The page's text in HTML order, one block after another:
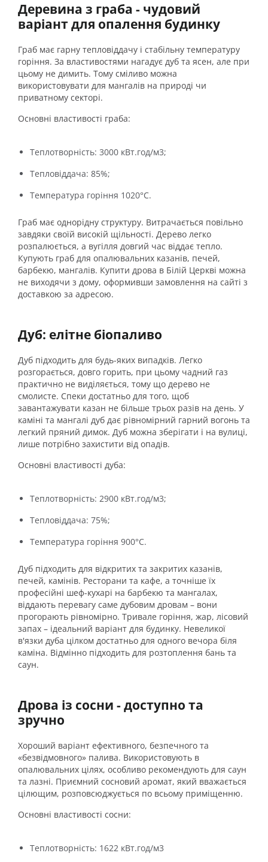
Деревина з граба - чудовий
варіант для опалення будинку
Граб має гарну тепловіддачу і стабільну температуру
горіння. За властивостями нагадує дуб та ясен, але при
цьому не димить. Тому сміливо можна
використовувати для мангалів на природі чи
приватному секторі.
Основні властивості граба:
Теплотворність: 3000 кВт.год/м3;
Тепловіддача: 85%;
Температура горіння 1020°C.
Граб має однорідну структуру. Витрачається повільно
завдяки своїй високій щільності. Дерево легко
розпалюється, а вугілля довгий час віддає тепло.
Купують граб для опалювальних казанів, печей,
барбекю, мангалів. Купити дрова в Білій Церкві можна
не виходячи з дому, оформивши замовлення на сайті з
доставкою за адресою.
Дуб: елітне біопаливо
Дуб підходить для будь-яких випадків. Легко
розгорається, довго горить, при цьому чадний газ
практично не виділяється, тому що дерево не
смолисте. Спеки достатньо для того, щоб
завантажувати казан не більше трьох разів на день. У
каміні та мангалі дуб дає рівномірний гарний вогонь та
легкий пряний димок. Дуб можна зберігати і на вулиці,
лише потрібно захистити від опадів.
Основні властивості дуба:
Теплотворність: 2900 кВт.год/м3;
Тепловіддача: 75%;
Температура горіння 900°C.
Дуб підходить для відкритих та закритих казанів,
печей, камінів. Ресторани та кафе, а точніше їх
професійні шеф-кухарі на барбекю та мангалах,
віддають перевагу саме дубовим дровам – вони
прогорають рівномірно. Тривале горіння, жар, лісовий
запах – ідеальний варіант для будинку. Невеликої
в'язки дуба цілком достатньо для одного вечора біля
каміна. Відмінно підходить для розтоплення бань та
саун.
Дрова із сосни - доступно та
зручно
Хороший варіант ефективного, безпечного та
«безвідмовного» палива. Використовують в
опалювальних цілях, особливо рекомендують для саун
та лазні. Приємний сосновий аромат, який вважається
цілющим, розповсюджується по всьому приміщенню.
Основні властивості сосни:
Теплотворність: 1622 кВт.год/м3